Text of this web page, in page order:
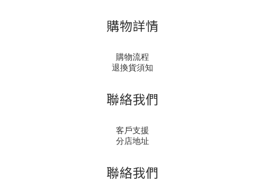
購物詳情
購物流程
退換貨須知
聯絡我們
客戶支援
分店地址
聯絡我們